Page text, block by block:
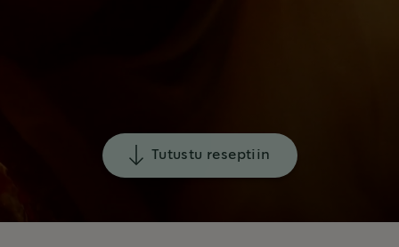
Tutustu reseptiin